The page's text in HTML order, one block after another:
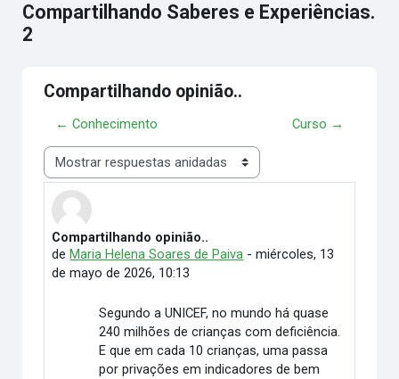
Compartilhando Saberes e Experiências.
2
Compartilhando opinião..
← Conhecimento Curso →
Mostrar modo
Compartilhando opinião..
de Maria Helena Soares de Paiva -miércoles, 13
de mayo de 2026, 10:13
Número de respuestas: 0
Segundo a UNICEF, no mundo há quase
240 milhões de crianças com deficiência.
E que em cada 10 crianças, uma passa
por privações em indicadores de bem